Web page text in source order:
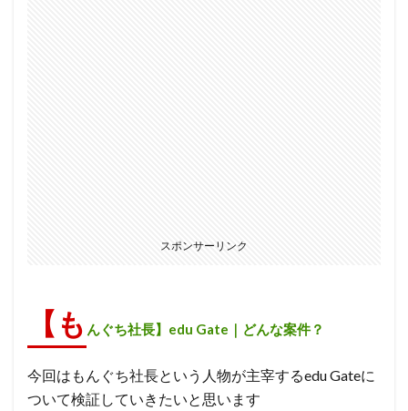
スポンサーリンク
【も んぐち社長】edu Gate｜どんな案件？
今回はもんぐち社長という人物が主宰するedu Gateに
ついて検証していきたいと思います